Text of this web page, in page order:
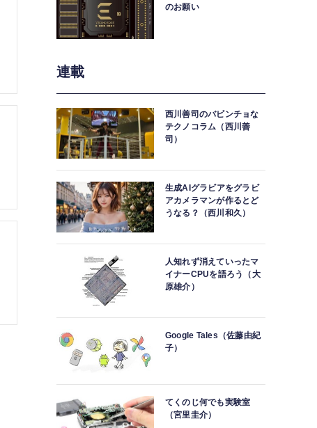
のお願い
連載
西川善司のバビンチョな
テクノコラム（西川善
司）
生成AIグラビアをグラビ
アカメラマンが作るとど
うなる？（西川和久）
人知れず消えていったマ
イナーCPUを語ろう（大
原雄介）
Google Tales（佐藤由紀
子）
てくのじ何でも実験室
（宮里圭介）